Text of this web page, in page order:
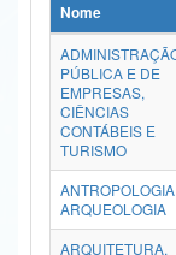
Ministério da Ciência,
Ministério do Meio
Ministério do Turismo
Ministério do
Controladoria-Geral da
Nome
PÚBLICA E DE
EMPRESAS,
CIÊNCIAS
CONTÁBEIS E
TURISMO
ARQUEOLOGIA
ARQUITETURA,